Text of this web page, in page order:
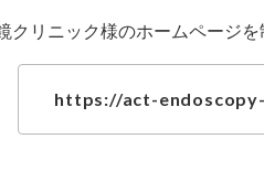
クリニック様のホームページを
https://act-